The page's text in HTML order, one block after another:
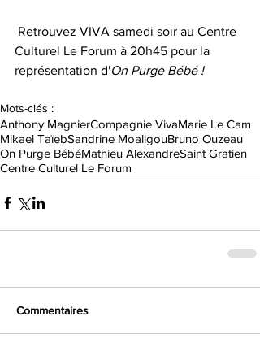
Culturel Le Forum à 20h45 pour la
représentation d'On Purge Bébé !
Mots-clés :
Anthony MagnierCompagnie VivaMarie Le Cam
Mikael TaïebSandrine MoaligouBruno Ouzeau
On Purge BébéMathieu AlexandreSaint Gratien
Centre Culturel Le Forum
Commentaires